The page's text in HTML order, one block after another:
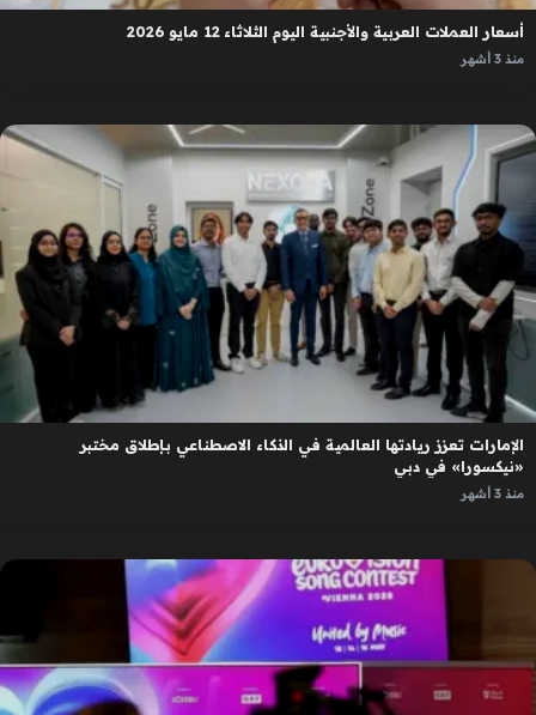
أسعار العملات العربية والأجنبية اليوم الثلاثاء 12 مايو 2026
منذ 3 أشهر
الإمارات تعزز ريادتها العالمية في الذكاء الاصطناعي بإطلاق مختبر
«نيكسورا» في دبي
منذ 3 أشهر